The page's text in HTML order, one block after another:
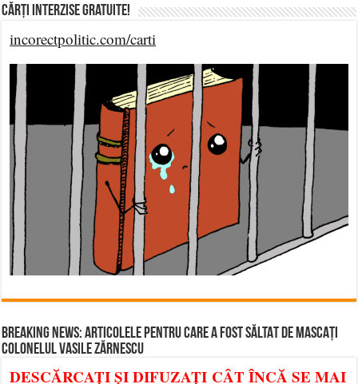
Cărți Interzise Gratuite!
incorectpolitic.com/carti
BREAKING NEWS: ARTICOLELE PENTRU CARE A FOST SĂLTAT DE MASCAȚI
COLONELUL VASILE ZĂRNESCU
DESCĂRCAȚI ȘI DIFUZAȚI CÂT ÎNCĂ SE MAI